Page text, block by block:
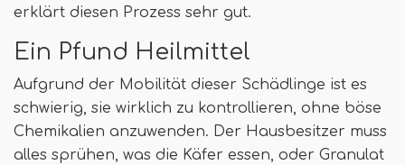
erklärt diesen Prozess sehr gut.
Ein Pfund Heilmittel
Aufgrund der Mobilität dieser Schädlinge ist es
schwierig, sie wirklich zu kontrollieren, ohne böse
Chemikalien anzuwenden. Der Hausbesitzer muss
alles sprühen, was die Käfer essen, oder Granulat